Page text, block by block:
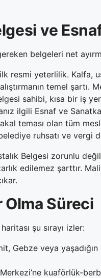
ve
belgeleri net
resmi yeterlilik. Kalfa,
temel şartı.
sahibi, kısa bir iş
ilgili Esnaf ve
teması olan tüm
ruhsatı ve vergi
Belgesi zorunlu
edilemez şarttır.
Olma Süreci
şu sırayı izler:
Gebze veya
kuaförlük-